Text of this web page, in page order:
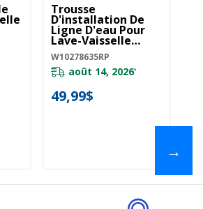
Trousse
D'installation De
Ligne D'eau Pour
Lave-Vaisselle
W10278635RP
W10278635RP
août 14, 2026*
49,99$
→